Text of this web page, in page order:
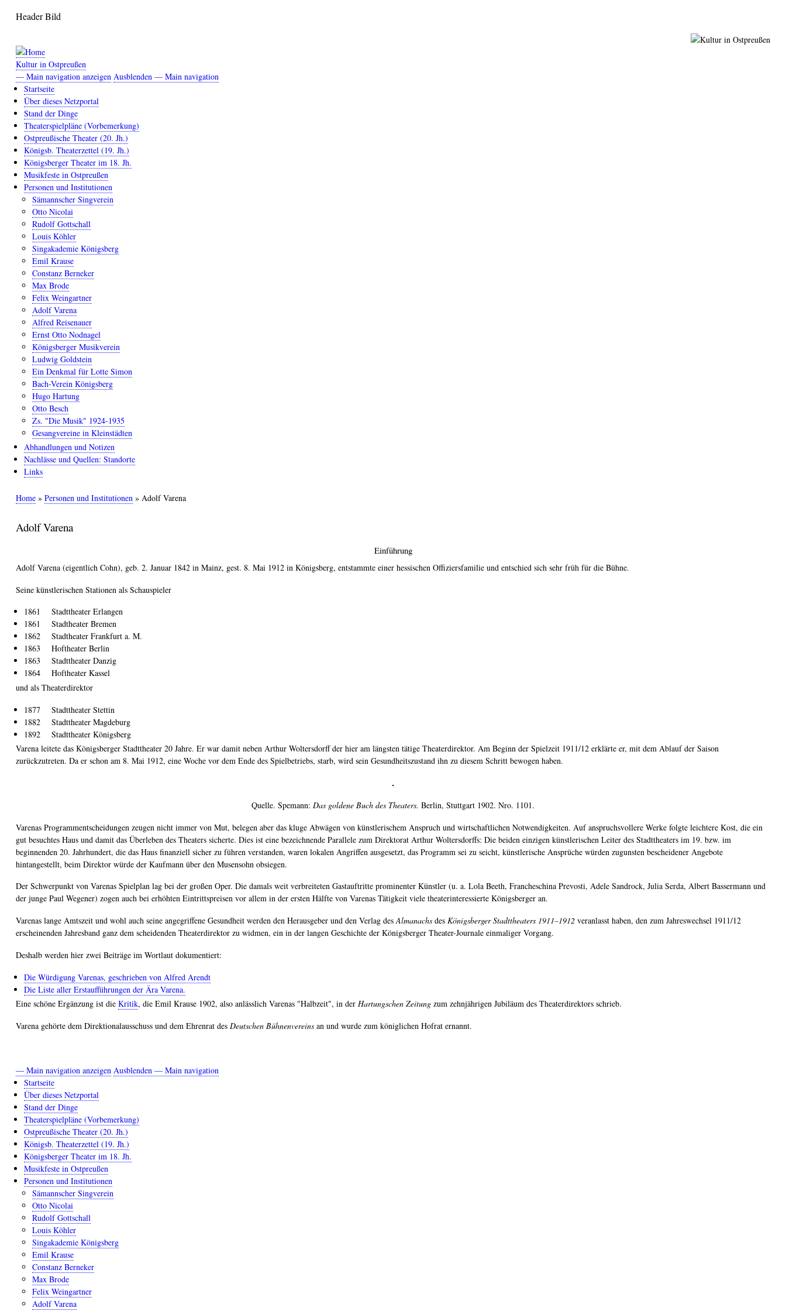
DirektHeader Bild
Kultur in Ostpreußen
Main
navigation
— Main navigation anzeigen Ausblenden — Main navigation
Startseite
Über dieses Netzportal
Stand der Dinge
Theaterspielpläne (Vorbemerkung)
Ostpreußische Theater (20. Jh.)
Königsb. Theaterzettel (19. Jh.)
Königsberger Theater im 18. Jh.
Musikfeste in Ostpreußen
Personen und Institutionen
Sämannscher Singverein
Otto Nicolai
Rudolf Gottschall
Louis Köhler
Singakademie Königsberg
Emil Krause
Constanz Berneker
Max Brode
Felix Weingartner
Adolf Varena
Alfred Reisenauer
Ernst Otto Nodnagel
Königsberger Musikverein
Ludwig Goldstein
Ein Denkmal für Lotte Simon
Bach-Verein Königsberg
Hugo Hartung
Otto Besch
Zs. "Die Musik" 1924-1935
Gesangvereine in Kleinstädten
Abhandlungen und Notizen
Nachlässe und Quellen: Standorte
Links
Pfadnavigation
Home Personen und Institutionen Adolf Varena
Adolf Varena
Einführung
Adolf Varena (eigentlich Cohn), geb. 2. Januar 1842 in Mainz, gest. 8. Mai 1912 in Königsberg, entstammte einer hessischen Offiziersfamilie und entschied sich sehr früh für die Bühne.
Seine künstlerischen Stationen als Schauspieler
1861 Stadttheater Erlangen
1861 Stadtheater Bremen
1862 Stadtheater Frankfurt a. M.
1863 Hoftheater Berlin
1863 Stadttheater Danzig
1864 Hoftheater Kassel
und als Theaterdirektor
1877 Stadttheater Stettin
1882 Stadttheater Magdeburg
1892 Stadttheater Königsberg
Varena leitete das Königsberger Stadttheater 20 Jahre. Er war damit neben Arthur Woltersdorff der hier am längsten tätige Theaterdirektor. Am Beginn der Spielzeit 1911/12 erklärte er, mit dem Ablauf der Saison
zurückzutreten. Da er schon am 8. Mai 1912, eine Woche vor dem Ende des Spielbetriebs, starb, wird sein Gesundheitszustand ihn zu diesem Schritt bewogen haben.
Quelle. Spemann: Das goldene Buch des Theaters. Berlin, Stuttgart 1902. Nro. 1101.
Varenas Programmentscheidungen zeugen nicht immer von Mut, belegen aber das kluge Abwägen von künstlerischem Anspruch und wirtschaftlichen Notwendigkeiten. Auf anspruchsvollere Werke folgte leichtere Kost, die ein
gut besuchtes Haus und damit das Überleben des Theaters sicherte. Dies ist eine bezeichnende Parallele zum Direktorat Arthur Woltersdorffs: Die beiden einzigen künstlerischen Leiter des Stadttheaters im 19. bzw. im
beginnenden 20. Jahrhundert, die das Haus finanziell sicher zu führen verstanden, waren lokalen Angriffen ausgesetzt, das Programm sei zu seicht, künstlerische Ansprüche würden zugunsten bescheidener Angebote
hintangestellt, beim Direktor würde der Kaufmann über den Musensohn obsiegen.
Der Schwerpunkt von Varenas Spielplan lag bei der großen Oper. Die damals weit verbreiteten Gastauftritte prominenter Künstler (u. a. Lola Beeth, Francheschina Prevosti, Adele Sandrock, Julia Serda, Albert Bassermann und
der junge Paul Wegener) zogen auch bei erhöhten Eintrittspreisen vor allem in der ersten Hälfte von Varenas Tätigkeit viele theaterinteressierte Königsberger an.
Varenas lange Amtszeit und wohl auch seine angegriffene Gesundheit werden den Herausgeber und den Verlag desAlmanachs des Königsberger Stadttheaters 1911–1912 veranlasst haben, den zum Jahreswechsel 1911/12
erscheinenden Jahresband ganz dem scheidenden Theaterdirektor zu widmen, ein in der langen Geschichte der Königsberger Theater-Journale einmaliger Vorgang.
Deshalb werden hier zwei Beiträge im Wortlaut dokumentiert:
Die Würdigung Varenas, geschrieben von Alfred Arendt
Die Liste aller Erstaufführungen der Ära Varena.
Eine schöne Ergänzung ist die Kritik, die Emil Krause 1902, also anlässlich Varenas "Halbzeit", in der Hartungschen Zeitung zum zehnjährigen Jubiläum des Theaterdirektors schrieb.
Varena gehörte dem Direktionalausschuss und dem Ehrenrat des Deutschen Bühnenvereins an und wurde zum königlichen Hofrat ernannt.
Main
navigation
— Main navigation anzeigen Ausblenden — Main navigation
Startseite
Über dieses Netzportal
Stand der Dinge
Theaterspielpläne (Vorbemerkung)
Ostpreußische Theater (20. Jh.)
Königsb. Theaterzettel (19. Jh.)
Königsberger Theater im 18. Jh.
Musikfeste in Ostpreußen
Personen und Institutionen
Sämannscher Singverein
Otto Nicolai
Rudolf Gottschall
Louis Köhler
Singakademie Königsberg
Emil Krause
Constanz Berneker
Max Brode
Felix Weingartner
Adolf Varena